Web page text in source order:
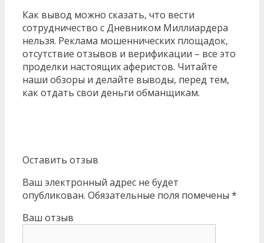
Как вывод можно сказать, что вести
сотрудничество с Дневником Миллиардера
нельзя. Реклама мошеннических площадок,
отсутствие отзывов и верификации – все это
проделки настоящих аферистов. Читайте
наши обзоры и делайте выводы, перед тем,
как отдать свои деньги обманщикам.
Оставить отзыв
Ваш электронный адрес не будет
опубликован. Обязательные поля помечены *
Ваш отзыв